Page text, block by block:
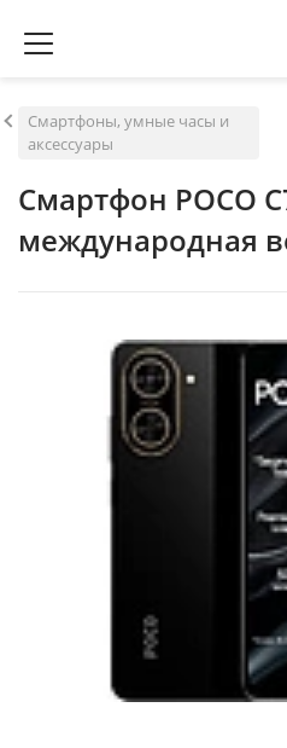
Смартфоны, умные часы и
аксессуары
Смартфон POCO
международная